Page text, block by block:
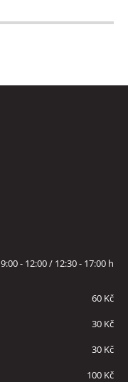
9:00 - 12:00 / 12:30 - 17:00 h
60 Kč
30 Kč
30 Kč
100 Kč